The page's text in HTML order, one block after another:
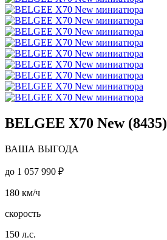
BELGEE X70 New (8435)
ВАША ВЫГОДА
до 1 057 990 ₽
180 км/ч
скорость
150 л.с.